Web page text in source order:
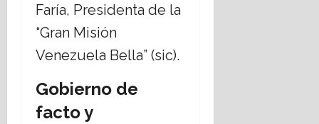
Faría, Presidenta de la
“Gran Misión
Venezuela Bella” (sic).
Gobierno de
facto y